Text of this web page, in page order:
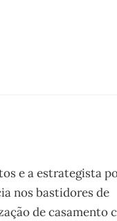
e a estrategista
nos bastidores de
de casamento